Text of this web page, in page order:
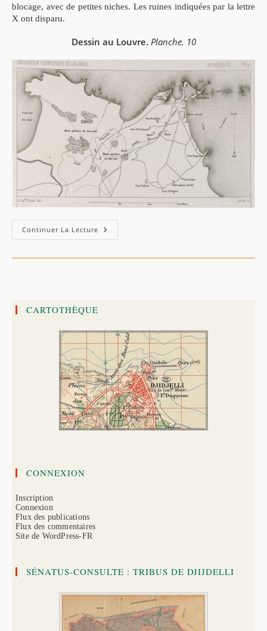
blocage, avec de petites niches. Les ruines indiquées par la lettre
X ont disparu.
Dessin au Louvre. Planche. 10
Continuer La Lecture Carte
De
CARTOTHÈQUE
CONNEXION
Inscription
Connexion
Flux des publications
Flux des commentaires
Site de WordPress-FR
SÉNATUS-CONSULTE : TRIBUS DE DJIJDELLI